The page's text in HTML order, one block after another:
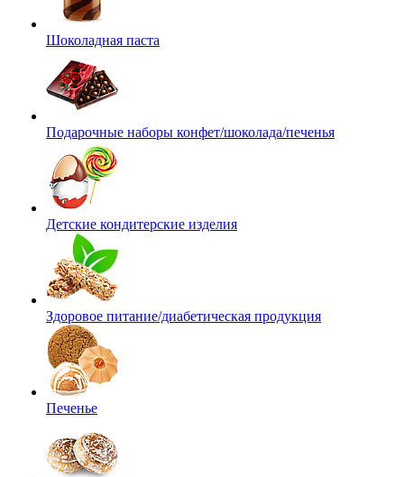
Шоколадная паста
Подарочные наборы конфет/шоколада/печенья
Детские кондитерские изделия
Здоровое питание/диабетическая продукция
Печенье